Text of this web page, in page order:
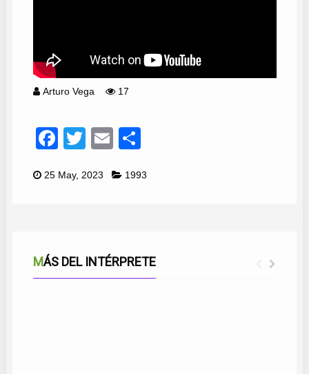
Arturo Vega 17
Facebook
TwitterEmail
25 May, 2023 1993
MÁS DEL INTÉRPRETE
TÚ ERES PARA MI